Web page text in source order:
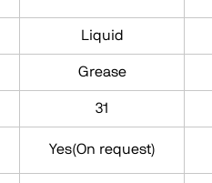
Liquid
Grease
31
Yes(On request)